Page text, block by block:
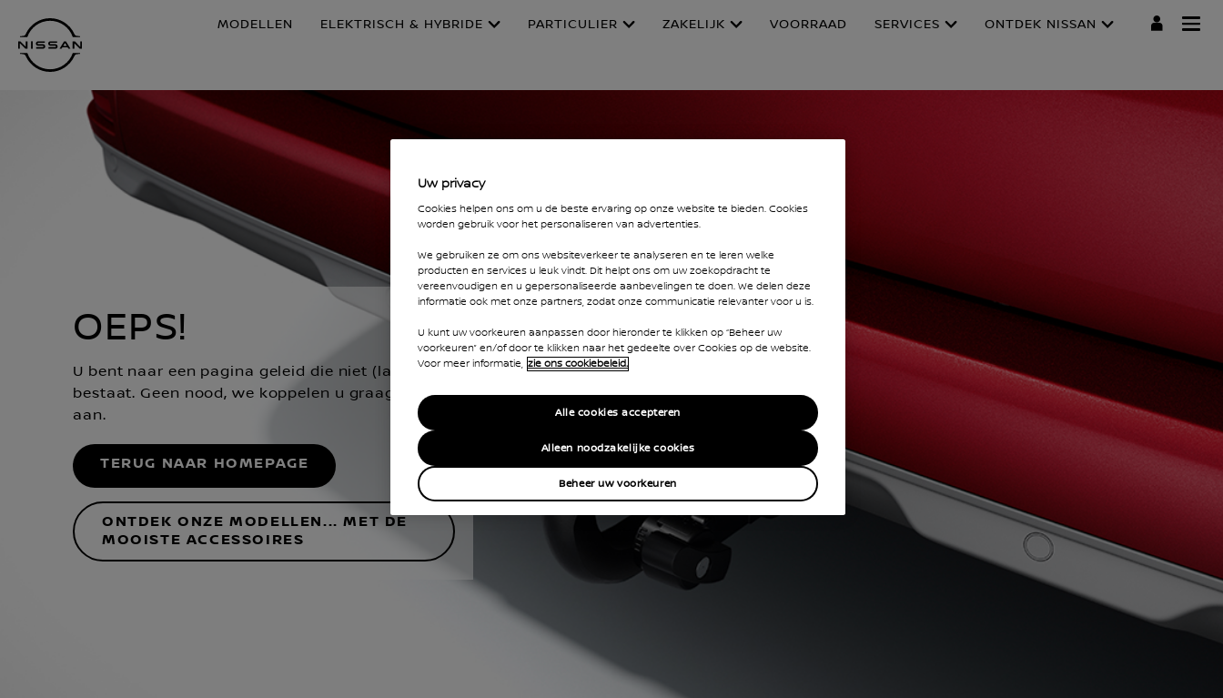
naar
hoofdinhoud
MODELLEN ELEKTRISCH & HYBRIDE PARTICULIER ZAKELIJK VOORRAAD SERVICES ONTDEK NISSAN
OEPS!
U bent naar een pagina geleid die niet (langer)
bestaat. Geen nood, we koppelen u graag weer
aan.
TERUG NAAR HOMEPAGE
ONTDEK ONZE MODELLEN... MET DE
MOOISTE ACCESSOIRES
Uw privacy
Cookies helpen ons om u de beste ervaring op onze website te bieden. Cookies
worden gebruik voor het personaliseren van advertenties.
We gebruiken ze om ons websiteverkeer te analyseren en te leren welke
producten en services u leuk vindt. Dit helpt ons om uw zoekopdracht te
vereenvoudigen en u gepersonaliseerde aanbevelingen te doen. We delen deze
informatie ook met onze partners, zodat onze communicatie relevanter voor u is.
U kunt uw voorkeuren aanpassen door hieronder te klikken op “Beheer uw
voorkeuren” en/of door te klikken naar het gedeelte over Cookies op de website.
Voor meer informatie, zie ons cookiebeleid.
Beheer uw voorkeuren
Alleen noodzakelijke cookies
Alle cookies accepteren